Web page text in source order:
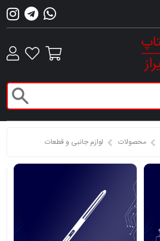
محصولات لوازم جانبی و قطعات